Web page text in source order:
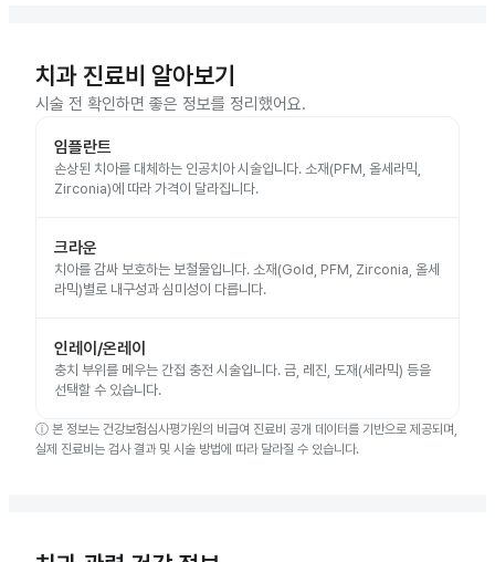
치과 진료비 알아보기
시술 전 확인하면 좋은 정보를 정리했어요.
임플란트
손상된 치아를 대체하는 인공치아 시술입니다. 소재(PFM, 올세라믹,
Zirconia)에 따라 가격이 달라집니다.
크라운
치아를 감싸 보호하는 보철물입니다. 소재(Gold, PFM, Zirconia, 올세
라믹)별로 내구성과 심미성이 다릅니다.
인레이/온레이
충치 부위를 메우는 간접 충전 시술입니다. 금, 레진, 도재(세라믹) 등을
선택할 수 있습니다.
ⓘ 본 정보는 건강보험심사평가원의 비급여 진료비 공개 데이터를 기반으로 제공되며,
실제 진료비는 검사 결과 및 시술 방법에 따라 달라질 수 있습니다.